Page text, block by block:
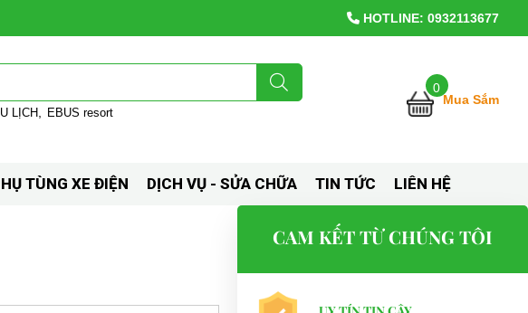
HOTLINE: 0932113677
LỊCH EBUS resort
0
Mua Sắm
TÙNG XE ĐIỆN DỊCH VỤ - SỬA CHỮA TIN TỨC LIÊN HỆ
CAM KẾT TỪ CHÚNG TÔI